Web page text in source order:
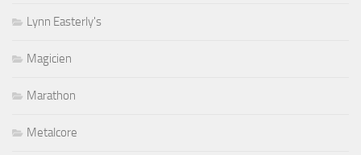
Lynn Easterly's
Magicien
Marathon
Metalcore